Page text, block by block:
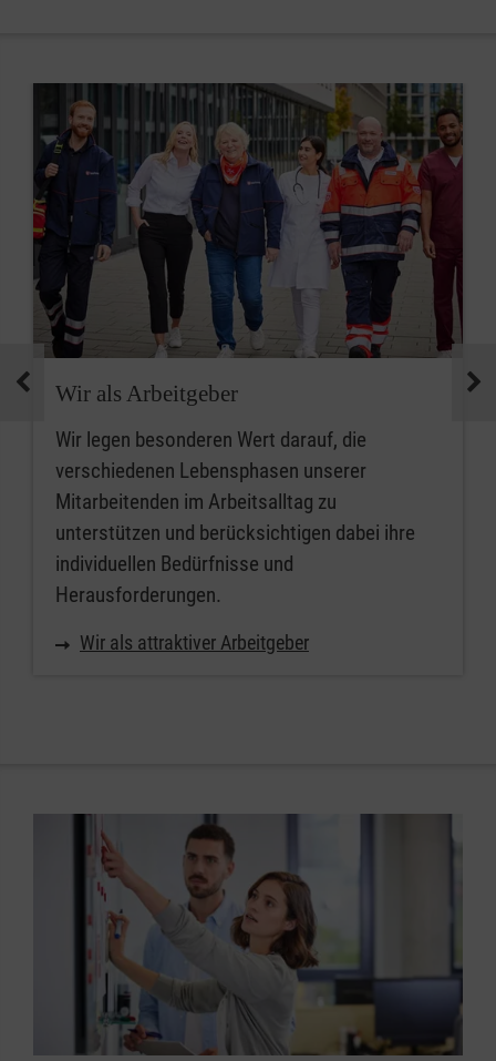
Wir als Arbeitgeber
Wir legen besonderen Wert darauf, die
verschiedenen Lebensphasen unserer
Mitarbeitenden im Arbeitsalltag zu
unterstützen und berücksichtigen dabei ihre
individuellen Bedürfnisse und
Herausforderungen.
Wir als attraktiver Arbeitgeber